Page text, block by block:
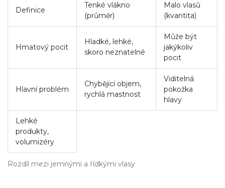
Rozdíl mezi jemnými a řídkými vlasy
Definice
Tenké vlákno
(průměr)
Malo vlasů
(kvantita)
Hmatový pocit
Hladké, lehké,
skoro neznatelné
Může být
jakýkoliv
pocit
Hlavní problém
Chybějící objem,
rychlá mastnost
Viditelná
pokožka
hlavy
Lehké
produkty,
volumizéry